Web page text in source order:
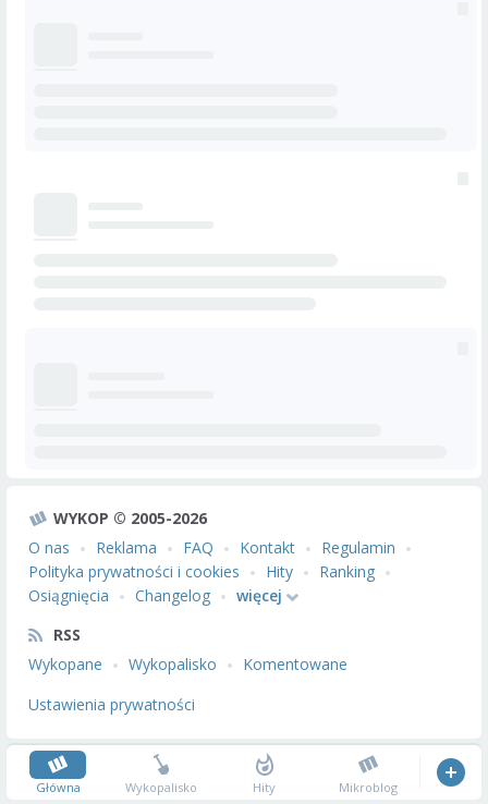
WYKOP © 2005-2026
O nas
Reklama FAQ Kontakt
Regulamin
Polityka prywatności i cookies
Hity
Ranking
Osiągnięcia
Changelog
więcej
RSS
Wykopane
Wykopalisko
Komentowane
Ustawienia prywatności
Główna Wykopalisko Hity Mikroblog